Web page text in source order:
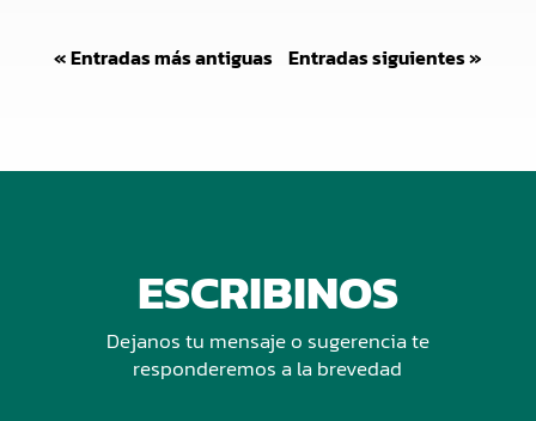
« Entradas más antiguas Entradas siguientes »
ESCRIBINOS
Dejanos tu mensaje o sugerencia te
responderemos a la brevedad